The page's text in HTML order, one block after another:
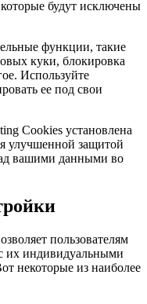
будут исключены
функции, такие
куки, блокировка
Используйте
ее под свои
Cookies установлена
улучшенной защитой
вашими данными во
пользователям
их индивидуальными
некоторые из наиболее